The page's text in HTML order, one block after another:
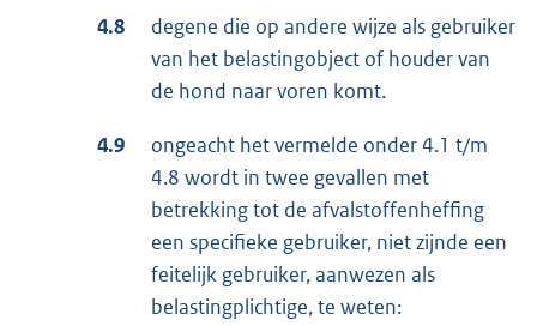
4.8
degene die op andere wijze als gebruiker
van het belastingobject of houder van
de hond naar voren komt.
4.9
ongeacht het vermelde onder 4.1 t/m
4.8 wordt in twee gevallen met
betrekking tot de afvalstoffenheffing
een specifieke gebruiker, niet zijnde een
feitelijk gebruiker, aanwezen als
belastingplichtige, te weten: